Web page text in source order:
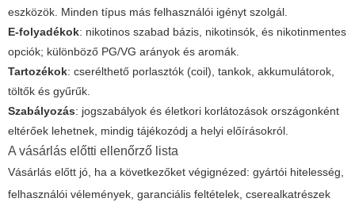
eszközök. Minden típus más felhasználói igényt szolgál.
E-folyadékok: nikotinos szabad bázis, nikotinsók, és nikotinmentes
opciók; különböző PG/VG arányok és aromák.
Tartozékok: cserélthető porlasztók (coil), tankok, akkumulátorok,
töltők és gyűrűk.
Szabályozás: jogszabályok és életkori korlátozások országonként
eltérőek lehetnek, mindig tájékozódj a helyi előírásokról.
A vásárlás előtti ellenőrző lista
Vásárlás előtt jó, ha a következőket végignézed: gyártói hitelesség,
felhasználói vélemények, garanciális feltételek, cserealkatrészek